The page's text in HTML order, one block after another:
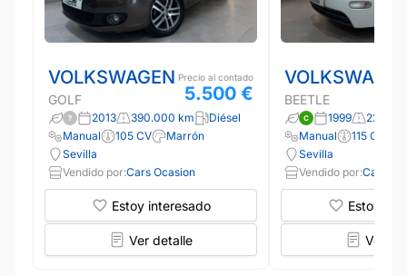
VOLKSWAGEN
GOLF
Precio al contado
5.500 €
2013 390.000 km
Diésel
Manual
105 CV
Marrón
Sevilla
Vendido por:Cars Ocasion
Estoy interesado
Ver detalle
BEETLE
1999
Manual
115 CV
Sevilla
Vendido por:Cars
Estoy
Ver